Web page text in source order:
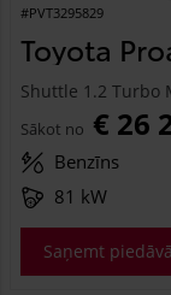
#PVT3295829
Toyota
Shuttle 1.2 Turbo
Sākot no € 26
Benzīns
81 kW
Saņemt